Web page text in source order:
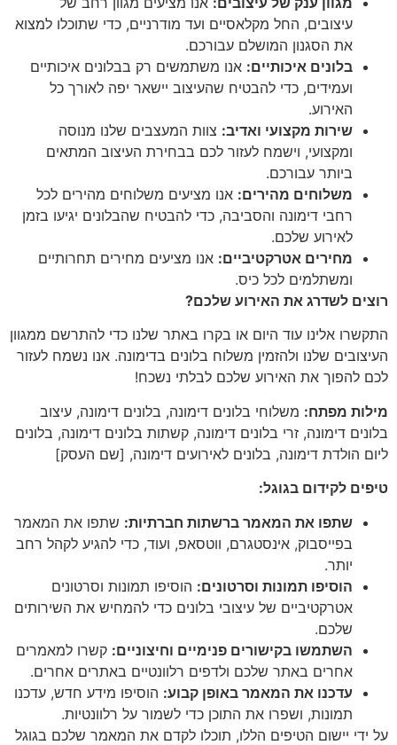
font_download סמן קישורים
לאפס
את
כל
האפשרויות
cached
עיצובים, החל מקלאסיים ועד מודרניים, כדי שתוכלו למצוא
את הסגנון המושלם עבורכם.
בלונים איכותיים: אנו משתמשים רק בבלונים איכותיים
ועמידים, כדי להבטיח שהעיצוב יישאר יפה לאורך כל
האירוע.
שירות מקצועי ואדיב: צוות המעצבים שלנו מנוסה
ומקצועי, וישמח לעזור לכם בבחירת העיצוב המתאים
ביותר עבורכם.
משלוחים מהירים: אנו מציעים משלוחים מהירים לכל
רחבי דימונה והסביבה, כדי להבטיח שהבלונים יגיעו בזמן
לאירוע שלכם.
מחירים אטרקטיביים: אנו מציעים מחירים תחרותיים
ומשתלמים לכל כיס.
רוצים לשדרג את האירוע שלכם?
התקשרו אלינו עוד היום או בקרו באתר שלנו כדי להתרשם ממגוון
העיצובים שלנו ולהזמין משלוח בלונים בדימונה. אנו נשמח לעזור
לכם להפוך את האירוע שלכם לבלתי נשכח!
מילות מפתח: משלוחי בלונים דימונה, בלונים דימונה, עיצוב
בלונים דימונה, זרי בלונים דימונה, קשתות בלונים דימונה, בלונים
ליום הולדת דימונה, בלונים לאירועים דימונה, [שם העסק]
טיפים לקידום בגוגל:
שתפו את המאמר ברשתות חברתיות: שתפו את המאמר
בפייסבוק, אינסטגרם, ווטסאפ, ועוד, כדי להגיע לקהל רחב
יותר.
הוסיפו תמונות וסרטונים: הוסיפו תמונות וסרטונים
אטרקטיביים של עיצובי בלונים כדי להמחיש את השירותים
שלכם.
השתמשו בקישורים פנימיים וחיצוניים: קשרו למאמרים
אחרים באתר שלכם ולדפים רלוונטיים באתרים אחרים.
עדכנו את המאמר באופן קבוע: הוסיפו מידע חדש, עדכנו
תמונות, ושפרו את התוכן כדי לשמור על רלוונטיות.
על ידי יישום הטיפים הללו, תוכלו לקדם את המאמר שלכם בגוגל